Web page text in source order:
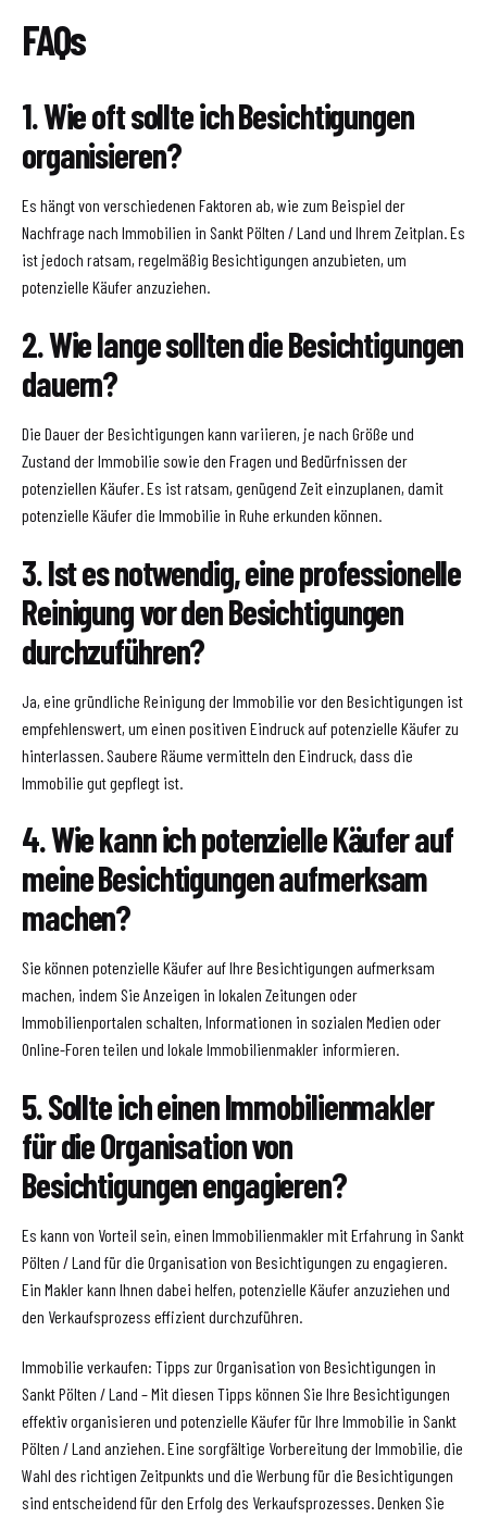
FAQs
1. Wie oft sollte ich Besichtigungen
organisieren?
Es hängt von verschiedenen Faktoren ab, wie zum Beispiel der
Nachfrage nach Immobilien in Sankt Pölten / Land und Ihrem Zeitplan. Es
ist jedoch ratsam, regelmäßig Besichtigungen anzubieten, um
potenzielle Käufer anzuziehen.
2. Wie lange sollten die Besichtigungen
dauern?
Die Dauer der Besichtigungen kann variieren, je nach Größe und
Zustand der Immobilie sowie den Fragen und Bedürfnissen der
potenziellen Käufer. Es ist ratsam, genügend Zeit einzuplanen, damit
potenzielle Käufer die Immobilie in Ruhe erkunden können.
3. Ist es notwendig, eine professionelle
Reinigung vor den Besichtigungen
durchzuführen?
Ja, eine gründliche Reinigung der Immobilie vor den Besichtigungen ist
empfehlenswert, um einen positiven Eindruck auf potenzielle Käufer zu
hinterlassen. Saubere Räume vermitteln den Eindruck, dass die
Immobilie gut gepflegt ist.
4. Wie kann ich potenzielle Käufer auf
meine Besichtigungen aufmerksam
machen?
Sie können potenzielle Käufer auf Ihre Besichtigungen aufmerksam
machen, indem Sie Anzeigen in lokalen Zeitungen oder
Immobilienportalen schalten, Informationen in sozialen Medien oder
Online-Foren teilen und lokale Immobilienmakler informieren.
5. Sollte ich einen Immobilienmakler
für die Organisation von
Besichtigungen engagieren?
Es kann von Vorteil sein, einen Immobilienmakler mit Erfahrung in Sankt
Pölten / Land für die Organisation von Besichtigungen zu engagieren.
Ein Makler kann Ihnen dabei helfen, potenzielle Käufer anzuziehen und
den Verkaufsprozess effizient durchzuführen.
Immobilie verkaufen: Tipps zur Organisation von Besichtigungen in
Sankt Pölten / Land – Mit diesen Tipps können Sie Ihre Besichtigungen
effektiv organisieren und potenzielle Käufer für Ihre Immobilie in Sankt
Pölten / Land anziehen. Eine sorgfältige Vorbereitung der Immobilie, die
Wahl des richtigen Zeitpunkts und die Werbung für die Besichtigungen
sind entscheidend für den Erfolg des Verkaufsprozesses. Denken Sie